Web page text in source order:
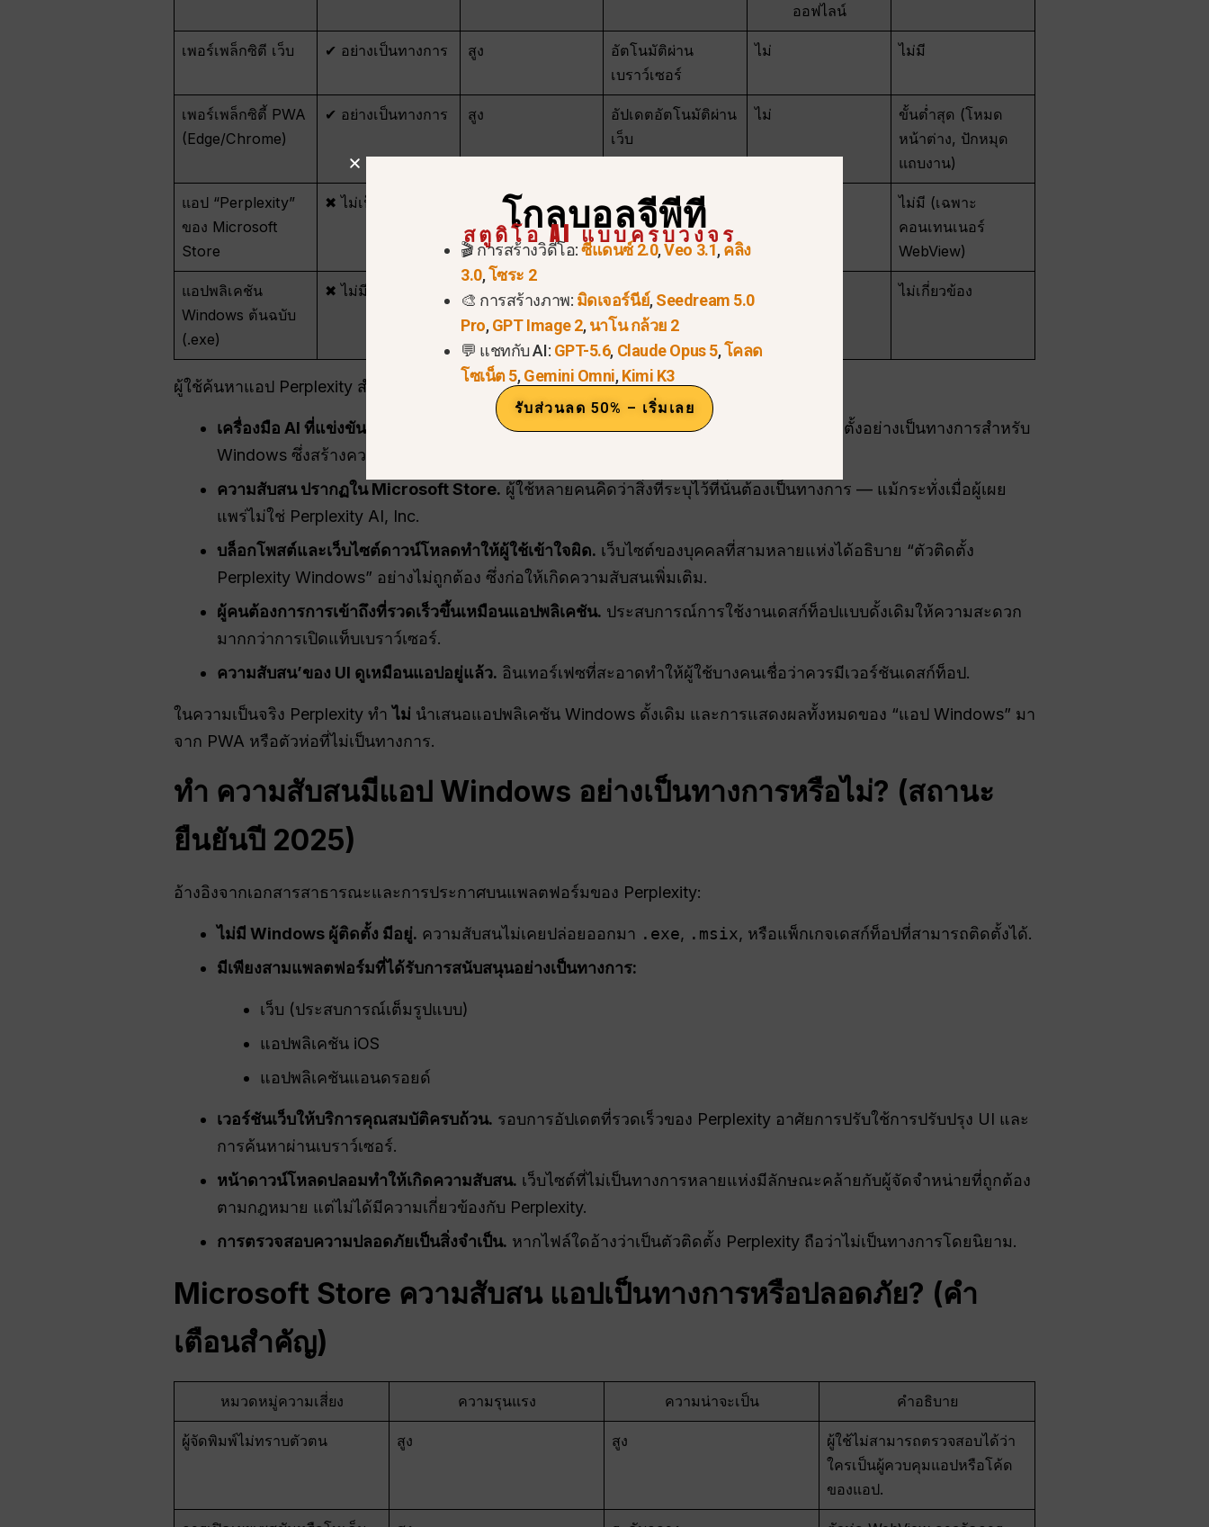
ออฟไลน์
เพอร์เพล็กซิตี เว็บ ✔ อย่างเป็นทางการ สูง
อัตโนมัติผ่าน
เบราว์เซอร์
ไม่ ไม่มี
เพอร์เพล็กซิตี้ PWA
(Edge/Chrome)
✔ อย่างเป็นทางการ สูง
อัปเดตอัตโนมัติผ่าน
เว็บ
ไม่
ขั้นต่ำสุด (โหมด
หน้าต่าง, ปักหมุด
แถบงาน)
แอป “Perplexity”
ของ Microsoft
Store
✖ ไม่เป็นทางการ ต่ำ / ไม่ทราบ
ขึ้นอยู่กับตัวห่อหุ้ม
ของบุคคลที่สาม
ไม่มี (เฉพาะ
คอนเทนเนอร์
WebView)
แอปพลิเคชัน
Windows ต้นฉบับ
(.exe)
✖ ไม่มีให้บริการ ไม่เกี่ยวข้อง ไม่เกี่ยวข้อง ไม่เกี่ยวข้อง
ผู้ใช้ค้นหาแอป Perplexity สำหรับ Windows เนื่องจาก:
เครื่องมือ AI ที่แข่งขันกันตอนนี้มีลูกค้าเดสก์ท็อปจริงแล้ว.แชทจีพีที, ดีปซีค,
และผู้อื่นมีตัวติดตั้งอย่างเป็นทางการสำหรับ
Windows ซึ่งสร้างความคาดหวังว่า Perplexity ก็ควรจะมีเช่นกัน.
ความสับสนปรากฏใน Microsoft Store. ผู้ใช้หลายคนคิดว่าสิ่งที่ระบุไว้ที่นั่นต้องเป็นทางการ — แม้กระทั่งเมื่อผู้เผย
แพร่ไม่ใช่ Perplexity AI, Inc.
บล็อกโพสต์และเว็บไซต์ดาวน์โหลดทำให้ผู้ใช้เข้าใจผิด. เว็บไซต์ของบุคคลที่สามหลายแห่งได้อธิบาย “ตัวติดตั้ง
Perplexity Windows” อย่างไม่ถูกต้อง ซึ่งก่อให้เกิดความสับสนเพิ่มเติม.
ผู้คนต้องการการเข้าถึงที่รวดเร็วขึ้นเหมือนแอปพลิเคชัน. ประสบการณ์การใช้งานเดสก์ท็อปแบบดั้งเดิมให้ความสะดวก
มากกว่าการเปิดแท็บเบราว์เซอร์.
ความสับสน’ของ UI ดูเหมือนแอปอยู่แล้ว. อินเทอร์เฟซที่สะอาดทำให้ผู้ใช้บางคนเชื่อว่าควรมีเวอร์ชันเดสก์ท็อป.
ในความเป็นจริง Perplexity ทำไม่ นำเสนอแอปพลิเคชัน Windows ดั้งเดิม และการแสดงผลทั้งหมดของ “แอป Windows” มา
จาก PWA หรือตัวห่อที่ไม่เป็นทางการ.
ทำ ความสับสนมีแอป Windows อย่างเป็นทางการหรือไม่? (สถานะ
ยืนยันปี 2025)
อ้างอิงจากเอกสารสาธารณะและการประกาศบนแพลตฟอร์มของ Perplexity:
ไม่มี Windows ผู้ติดตั้ง มีอยู่. ความสับสนไม่เคยปล่อยออกมา .exe, .msix, หรือแพ็กเกจเดสก์ท็อปที่สามารถติดตั้งได้.
มีเพียงสามแพลตฟอร์มที่ได้รับการสนับสนุนอย่างเป็นทางการ:
เว็บ (ประสบการณ์เต็มรูปแบบ)
แอปพลิเคชัน iOS
แอปพลิเคชันแอนดรอยด์
เวอร์ชันเว็บให้บริการคุณสมบัติครบถ้วน. รอบการอัปเดตที่รวดเร็วของ Perplexity อาศัยการปรับใช้การปรับปรุง UI และ
การค้นหาผ่านเบราว์เซอร์.
หน้าดาวน์โหลดปลอมทำให้เกิดความสับสน. เว็บไซต์ที่ไม่เป็นทางการหลายแห่งมีลักษณะคล้ายกับผู้จัดจำหน่ายที่ถูกต้อง
ตามกฎหมาย แต่ไม่ได้มีความเกี่ยวข้องกับ Perplexity.
การตรวจสอบความปลอดภัยเป็นสิ่งจำเป็น. หากไฟล์ใดอ้างว่าเป็นตัวติดตั้ง Perplexity ถือว่าไม่เป็นทางการโดยนิยาม.
Microsoft Store ความสับสน แอปเป็นทางการหรือปลอดภัย? (คำ
เตือนสำคัญ)
หมวดหมู่ความเสี่ยง ความรุนแรง ความน่าจะเป็น คำอธิบาย
ผู้จัดพิมพ์ไม่ทราบตัวตน สูง สูง
ผู้ใช้ไม่สามารถตรวจสอบได้ว่า
ใครเป็นผู้ควบคุมแอปหรือโค้ด
ของแอป.
โกลบอลจีพีที
สตูดิโอ AI แบบครบวงจร
🎬 การสร้างวิดีโอ:ซีแดนซ์ 2.0,Veo 3.1,คลิง
3.0,โซระ 2
🎨 การสร้างภาพ: มิดเจอร์นีย์,Seedream 5.0
Pro,GPT Image 2,นาโน กล้วย 2
💬 แชทกับ AI: GPT-5.6, Claude Opus 5,โคลด
โซเน็ต 5,Gemini Omni,Kimi K3
รับส่วนลด 50% – เริ่มเลย